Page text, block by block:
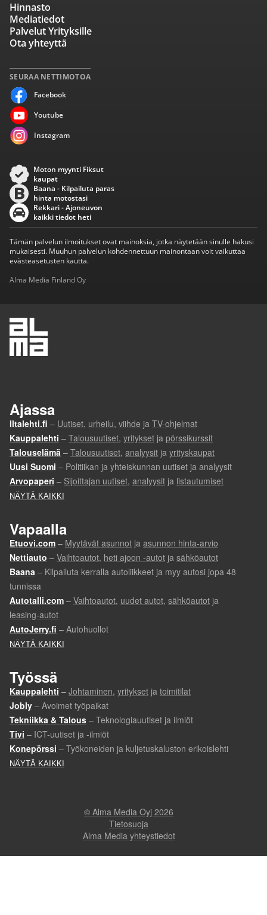
SEURAA NETTIMOTOA
Facebook
Youtube
Instagram
Hinnasto
Mediatiedot
Palvelut Yrityksille
Ota yhteyttä
Moton myynti Fiksut
kaupat
Baana - Kilpailuta paras
hinta motostasi
Rekkari - Ajoneuvon
kaikki tiedot heti
Tämän palvelun ilmoitukset ovat mainoksia, jotka näytetään sinulle hakusi
mukaisesti. Muuhun palvelun kohdennettuun mainontaan voit vaikuttaa
evästeasetusten kautta.
Alma Media Finland Oy